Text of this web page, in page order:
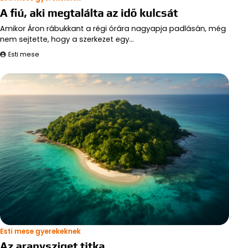
A fiú, aki megtalálta az idő kulcsát
Amikor Áron rábukkant a régi órára nagyapja padlásán, még
nem sejtette, hogy a szerkezet egy…
Esti mese
Esti mese gyerekeknek